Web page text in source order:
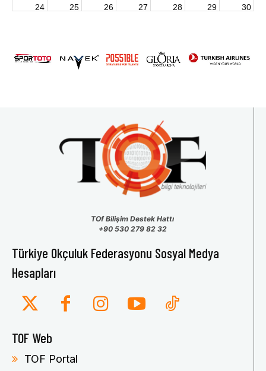
24 25 26 27 28 29 30
TOf Bilişim Destek Hattı
+90 530 279 82 32
Türkiye Okçuluk Federasyonu Sosyal Medya
Hesapları
TOF Web
TOF Portal